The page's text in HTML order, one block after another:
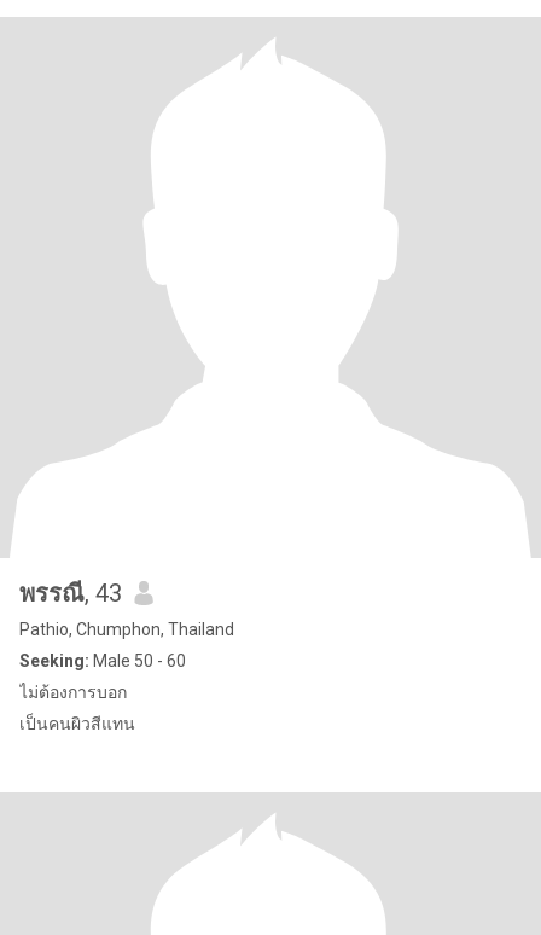
พรรณี, 43
Pathio, Chumphon, Thailand
Seeking: Male 50 - 60
ไม่ต้องการบอก
เป็นคนผิวสีแทน